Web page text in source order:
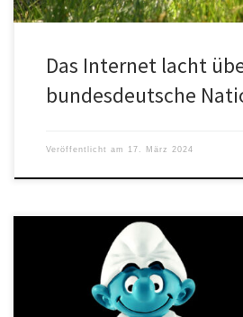
Das Internet lacht
bundesdeutsche
Veröffentlicht am 17. März 2024
Linksaußen-Medien überschlagen sich